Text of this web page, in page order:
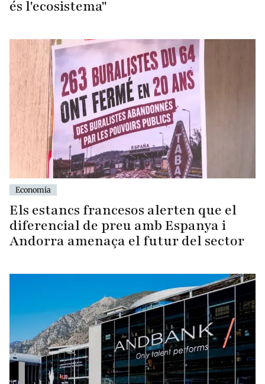
és l'ecosistema"
Economia
Els estancs francesos alerten que el
diferencial de preu amb Espanya i
Andorra amenaça el futur del sector